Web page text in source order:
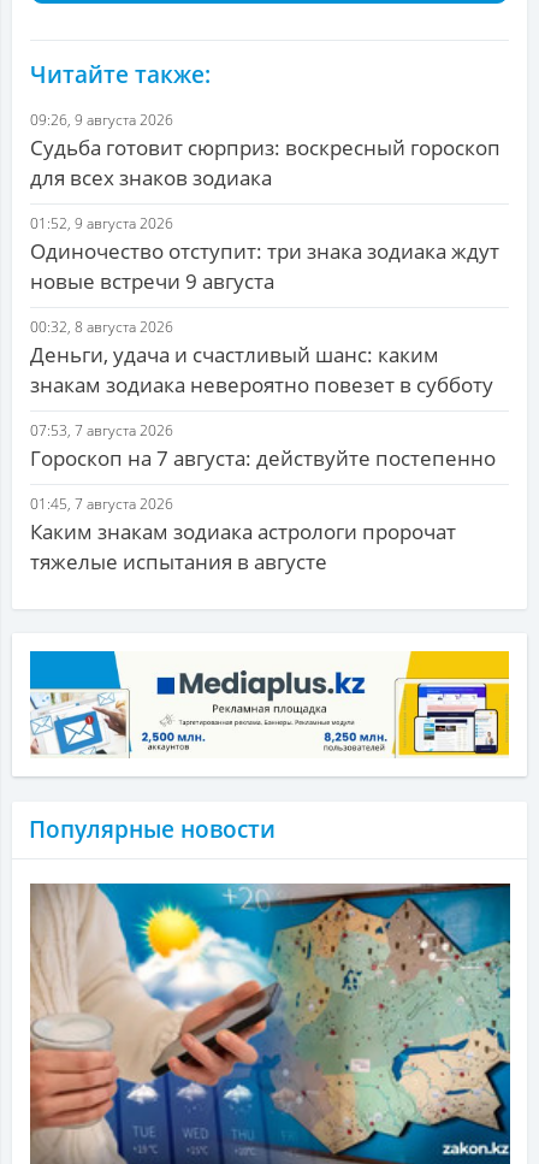
Читайте также:
09:26, 9 августа 2026
Судьба готовит сюрприз: воскресный гороскоп
для всех знаков зодиака
01:52, 9 августа 2026
Одиночество отступит: три знака зодиака ждут
новые встречи 9 августа
00:32, 8 августа 2026
Деньги, удача и счастливый шанс: каким
знакам зодиака невероятно повезет в субботу
07:53, 7 августа 2026
Гороскоп на 7 августа: действуйте постепенно
01:45, 7 августа 2026
Каким знакам зодиака астрологи пророчат
тяжелые испытания в августе
Популярные новости